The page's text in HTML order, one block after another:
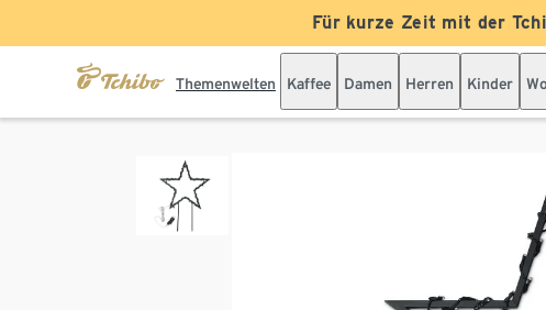
Für kurze Zeit mit der
Themenwelten Kaffee Damen Herren Kinder